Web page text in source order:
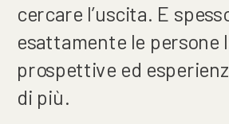
cercare l’uscita. E
esattamente le persone
prospettive ed
di più.